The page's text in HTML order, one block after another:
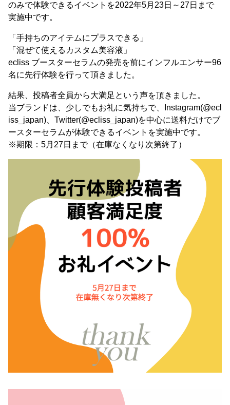
のみで体験できるイベントを2022年5月23日～27日まで
実施中です。
「手持ちのアイテムにプラスできる」
「混ぜて使えるカスタム美容液」
ecliss ブースターセラムの発売を前にインフルエンサー96
名に先行体験を行って頂きました。
結果、投稿者全員から大満足という声を頂きました。
当ブランドは、少しでもお礼に気持ちで、Instagram(@ecl
iss_japan)、Twitter(@ecliss_japan)を中心に送料だけでブ
ースターセラムが体験できるイベントを実施中です。
※期限：5月27日まで（在庫なくなり次第終了）